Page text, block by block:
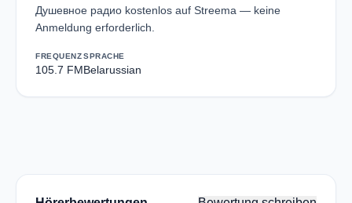
Душевное радио kostenlos auf Streema — keine
Anmeldung erforderlich.
FREQUENZ
105.7 FM
SPRACHE
Belarussian